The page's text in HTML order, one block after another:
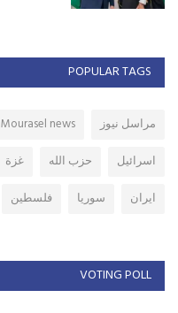
POPULAR TAGS
مراسل نيوز Mourasel news
اسرائيل
حزب الله غزة
ايران
سوريا فلسطين
VOTING POLL